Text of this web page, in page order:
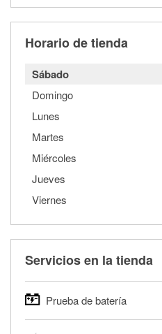
Horario de tienda
Sábado
Domingo
Lunes
Martes
Miércoles
Jueves
Viernes
Servicios en la tienda
Prueba de batería